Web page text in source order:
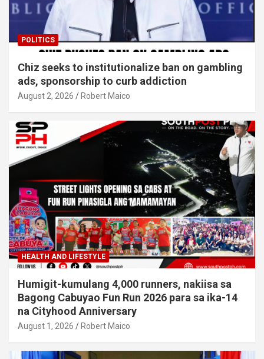
POLITICS
Chiz seeks to institutionalize ban on gambling
ads, sponsorship to curb addiction
August 2, 2026 Robert Maico
HEALTH AND LIFESTYLE
Humigit-kumulang 4,000 runners, nakiisa sa
Bagong Cabuyao Fun Run 2026 para sa ika-14
na Cityhood Anniversary
August 1, 2026 Robert Maico